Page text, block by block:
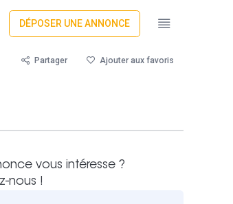
DÉPOSER UNE ANNONCE
Partager Ajouter aux favoris
vous intéresse ?
nous !